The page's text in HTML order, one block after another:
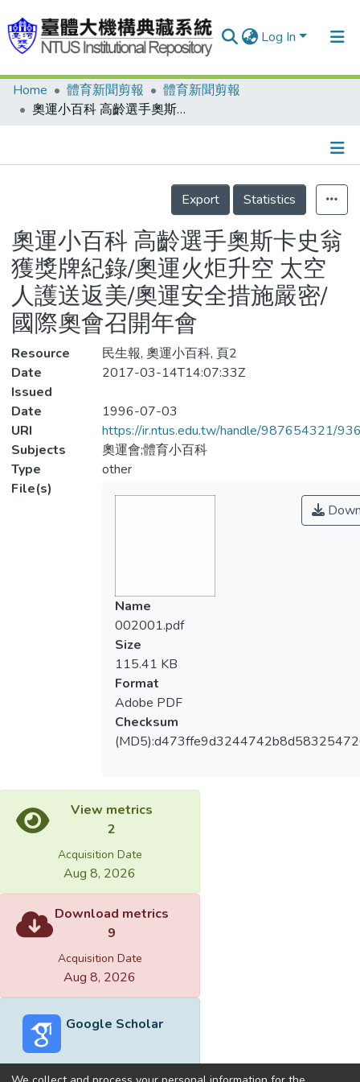
Log In
Communities & Collections
Statistics
Home 體育新聞剪報
體育新聞剪報
奧運小百科 高齡選手奧斯卡史翁獲獎牌紀錄/奧運火炬升空 太空人護送返美/奧運安全措施嚴密/國際奧會召開年會
Details
Export
Statistics
奧運小百科 高齡選手奧斯卡史翁
獲獎牌紀錄/奧運火炬升空 太空
人護送返美/奧運安全措施嚴密/
國際奧會召開年會
Resource
民生報, 奧運小百科, 頁2
Date
Issued
2017-03-14T14:07:33Z
Date
1996-07-03
URI
https://ir.ntus.edu.tw/handle/987654321/
Subjects
奧運會;體育小百科
Type
other
File(s)
Name
002001.pdf
Size
115.41 KB
Format
Adobe PDF
Checksum
View metrics
2
Acquisition Date
Aug 8, 2026
Download metrics
9
Acquisition Date
Aug 8, 2026
Google Scholar